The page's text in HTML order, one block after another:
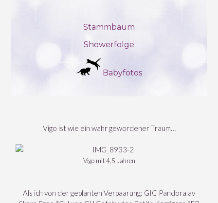
Stammbaum
Showerfolge
Babyfotos
Vigo ist wie ein wahr gewordener Traum…
Vigo mit 4,5 Jahren
Als ich von der geplanten Verpaarung: GIC Pandora av